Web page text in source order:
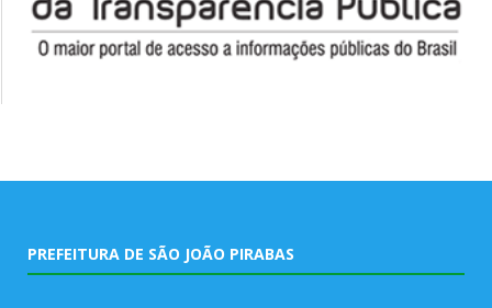
PREFEITURA DE SÃO JOÃO PIRABAS